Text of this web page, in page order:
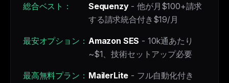
総合ベスト： Sequenzy- 他が月$100+請求
する請求統合付き$19/月
最安オプション： Amazon SES - 10k通あたり
~$1、技術セットアップ必要
最高無料プラン： MailerLite - フル自動化付き